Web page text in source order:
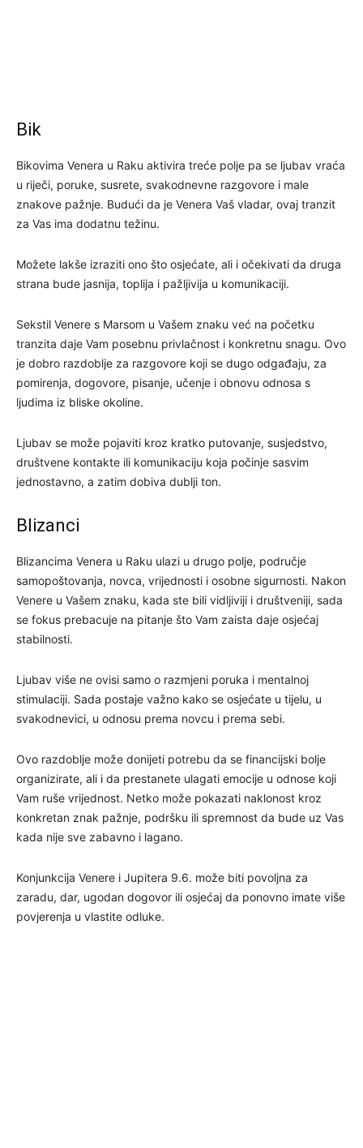
Bik
Bikovima Venera u Raku aktivira treće polje pa se ljubav vraća
u riječi, poruke, susrete, svakodnevne razgovore i male
znakove pažnje. Budući da je Venera Vaš vladar, ovaj tranzit
za Vas ima dodatnu težinu.
Možete lakše izraziti ono što osjećate, ali i očekivati da druga
strana bude jasnija, toplija i pažljivija u komunikaciji.
Sekstil Venere s Marsom u Vašem znaku već na početku
tranzita daje Vam posebnu privlačnost i konkretnu snagu. Ovo
je dobro razdoblje za razgovore koji se dugo odgađaju, za
pomirenja, dogovore, pisanje, učenje i obnovu odnosa s
ljudima iz bliske okoline.
Ljubav se može pojaviti kroz kratko putovanje, susjedstvo,
društvene kontakte ili komunikaciju koja počinje sasvim
jednostavno, a zatim dobiva dublji ton.
Blizanci
Blizancima Venera u Raku ulazi u drugo polje, područje
samopoštovanja, novca, vrijednosti i osobne sigurnosti. Nakon
Venere u Vašem znaku, kada ste bili vidljiviji i društveniji, sada
se fokus prebacuje na pitanje što Vam zaista daje osjećaj
stabilnosti.
Ljubav više ne ovisi samo o razmjeni poruka i mentalnoj
stimulaciji. Sada postaje važno kako se osjećate u tijelu, u
svakodnevici, u odnosu prema novcu i prema sebi.
Ovo razdoblje može donijeti potrebu da se financijski bolje
organizirate, ali i da prestanete ulagati emocije u odnose koji
Vam ruše vrijednost. Netko može pokazati naklonost kroz
konkretan znak pažnje, podršku ili spremnost da bude uz Vas
kada nije sve zabavno i lagano.
Konjunkcija Venere i Jupitera 9.6. može biti povoljna za
zaradu, dar, ugodan dogovor ili osjećaj da ponovno imate više
povjerenja u vlastite odluke.